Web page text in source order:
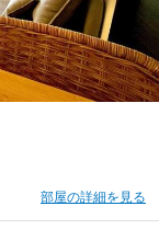
部屋の詳細を見る